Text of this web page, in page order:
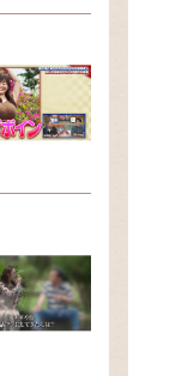
井アナ
（news お
の献立 何
シーズン２
ブ 正義の